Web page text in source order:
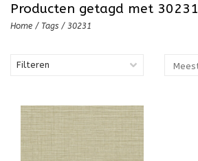
Producten getagd met 30231
Home / Tags / 30231
Filteren